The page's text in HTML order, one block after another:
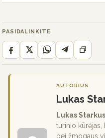
PASIDALINKITE
AUTORIUS
Lukas
Lukas Starkus
turinio
bei žmogaus